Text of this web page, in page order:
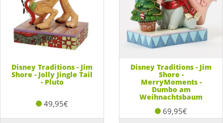
Disney Traditions - Jim
Shore - Jolly Jingle Tail
- Pluto
49,95€
Disney Traditions - Jim
Shore -
MerryMoments -
Dumbo am
Weihnachtsbaum
69,95€